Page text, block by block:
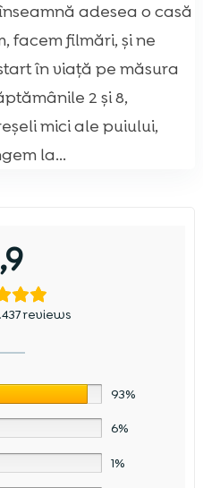
adesea o casă
facem filmări, și ne
în viață pe măsura
2 și 8,
mici ale puiului,
la...
reviews
93%
6%
1%